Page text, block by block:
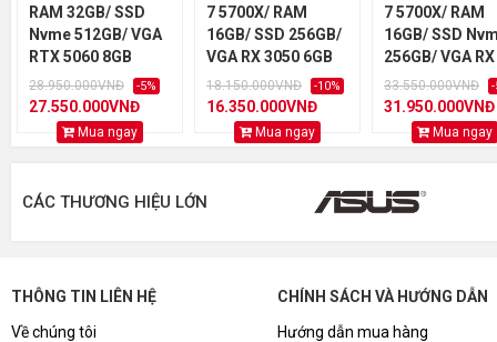
*QUÝ KHÁCH CHỌN 1 TRONG 2 KM SAU:
GIÁ BÁN:0.000.000đ
*KHUYẾN MÃI 1:
- Giảm giá trực tiếp chỉ còn:0.000.000đ
a15.html
*Tổng hợp các câu hỏi khi mua BỘ MÁY TÍNH (PC) tại
RAM 32GB/ SSD
Nvme 512GB/ VGA
RTX 5060 8GB
28.950.000VNĐ -5%
27.550.000VNĐ
Mua ngay
7 5700X/ RAM
16GB/ SSD 256GB/
VGA RX 3050 6GB
18.150.000VNĐ -10%
16.350.000VNĐ
Mua ngay
7 5700X/ RAM
16GB/ SSD
256GB/ VGA RX
5070 12GB
33.550.000VNĐ
31.950.000VNĐ
Mua ngay
CÁC THƯƠNG HIỆU LỚN
THÔNG TIN LIÊN HỆ
Về chúng tôi
CHÍNH SÁCH VÀ HƯỚNG DẪN
Hướng dẫn mua hàng